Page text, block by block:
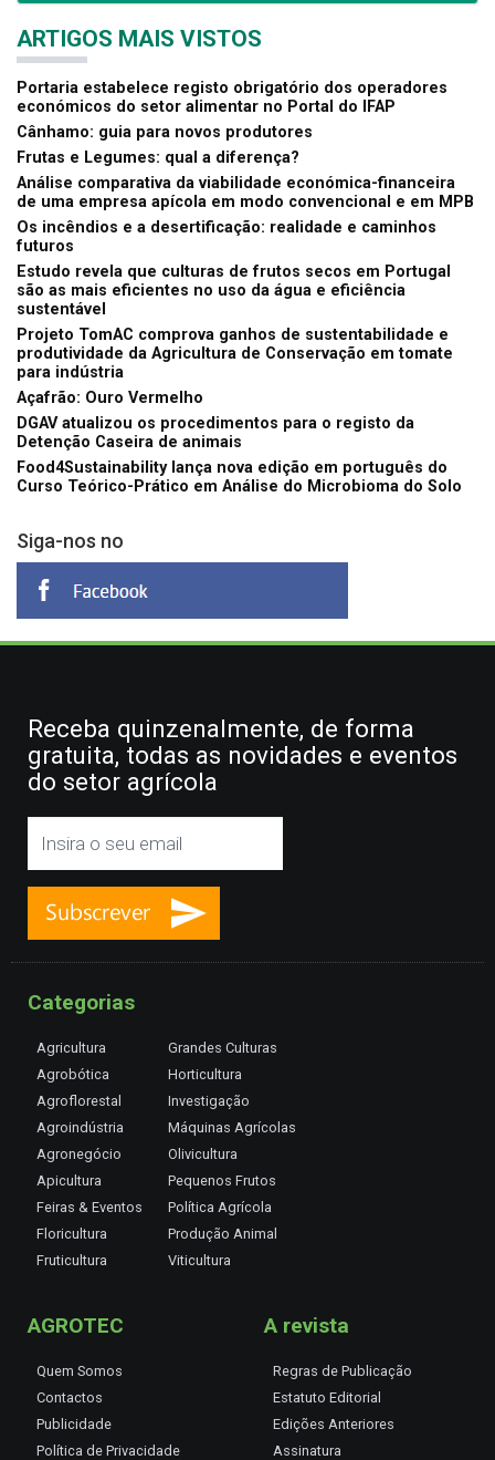
ARTIGOS MAIS VISTOS
Portaria estabelece registo obrigatório dos operadores
económicos do setor alimentar no Portal do IFAP
Cânhamo: guia para novos produtores
Frutas e Legumes: qual a diferença?
Análise comparativa da viabilidade económica-financeira
de uma empresa apícola em modo convencional e em MPB
Os incêndios e a desertificação: realidade e caminhos
futuros
Estudo revela que culturas de frutos secos em Portugal
são as mais eficientes no uso da água e eficiência
sustentável
Projeto TomAC comprova ganhos de sustentabilidade e
produtividade da Agricultura de Conservação em tomate
para indústria
Açafrão: Ouro Vermelho
DGAV atualizou os procedimentos para o registo da
Detenção Caseira de animais
Food4Sustainability lança nova edição em português do
Curso Teórico-Prático em Análise do Microbioma do Solo
Siga-nos no
Receba quinzenalmente, de forma
gratuita, todas as novidades e eventos
do setor agrícola
Categorias
Agricultura
Agrobótica
Agroflorestal
Agroindústria
Agronegócio
Apicultura
Feiras & Eventos
Floricultura
Fruticultura
Grandes Culturas
Horticultura
Investigação
Máquinas Agrícolas
Olivicultura
Pequenos Frutos
Política Agrícola
Produção Animal
Viticultura
AGROTEC
Quem Somos
Contactos
Publicidade
Política de Privacidade
A revista
Regras de Publicação
Estatuto Editorial
Edições Anteriores
Assinatura